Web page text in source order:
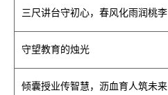
三尺讲台守初心，春风化雨润桃李
守望教育的烛光
倾囊授业传智慧，沥血育人筑未来